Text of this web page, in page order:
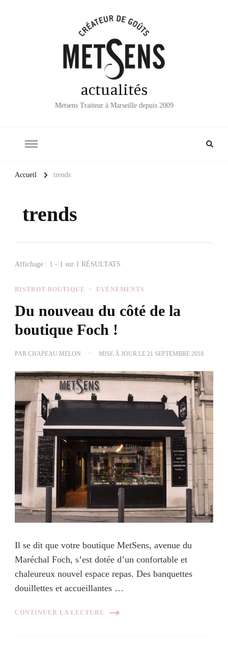
actualités
Metsens Traiteur à Marseille depuis 2009
Accueil trends
trends
Affichage : 1 - 1 sur 1 RÉSULTATS
BISTROT-BOUTIQUE EVÉNEMENTS
Du nouveau du côté de la
boutique Foch !
PAR CHAPEAU MELON MISE À JOUR LE 21 SEPTEMBRE 2018
Il se dit que votre boutique MetSens, avenue du
Maréchal Foch, s’est dotée d’un confortable et
chaleureux nouvel espace repas. Des banquettes
douillettes et accueillantes …
CONTINUER LA LECTURE